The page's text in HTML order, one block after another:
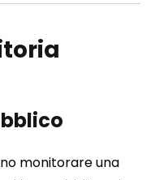
monitorare una